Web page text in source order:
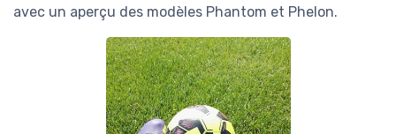
avec un aperçu des modèles Phantom et Phelon.